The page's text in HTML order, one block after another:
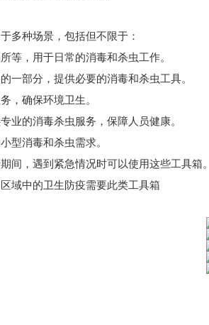
多种场景，包括但不限于：
等，用于日常的消毒和杀虫工作。
一部分，提供必要的消毒和杀虫工具。
，确保环境卫生。
业的消毒杀虫服务，保障人员健康。
型消毒和杀虫需求。
间，遇到紧急情况时可以使用这些工具箱。
域中的卫生防疫需要此类工具箱